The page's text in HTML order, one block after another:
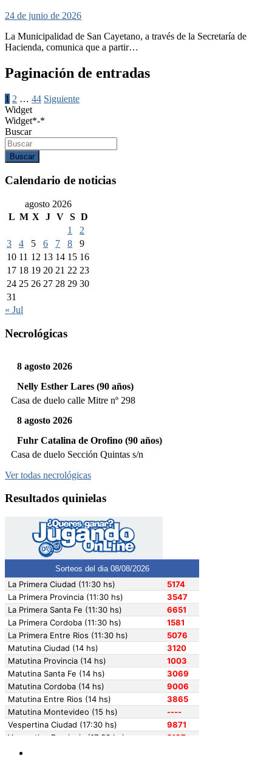
24 de junio de 2026
La Municipalidad de San Cayetano, a través de la Secretaría de
Hacienda, comunica que a partir…
Paginación de entradas
1 2 … 44 Siguiente
Widget
Widget*-*
Buscar
Buscar
Calendario de noticias
agosto 2026
L M X J V S D
1
2
3
4 5 6 7 8
9
10 11 12 13 14 15 16
17 18 19 20 21 22 23
24 25 26 27 28 29 30
31
« Jul
Necrológicas
8 agosto 2026
Nelly Esther Lares (90 años)
Casa de duelo calle Mitre nº 298
8 agosto 2026
Fuhr Catalina de Orofino (90 años)
Casa de duelo Sección Quintas s/n
Ver todas necrológicas
Resultados quinielas